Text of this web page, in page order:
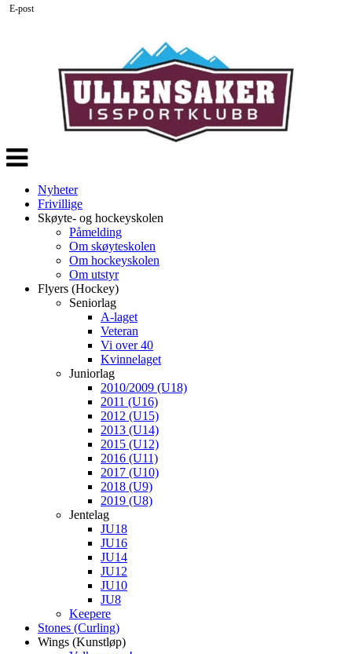
Veksle
navigasjon
Nyheter
Frivillige
Skøyte- og hockeyskolen
Påmelding
Om skøyteskolen
Om hockeyskolen
Om utstyr
Flyers (Hockey)
Seniorlag
A-laget
Veteran
Vi over 40
Kvinnelaget
Juniorlag
2010/2009 (U18)
2011 (U16)
2012 (U15)
2013 (U14)
2015 (U12)
2016 (U11)
2017 (U10)
2018 (U9)
2019 (U8)
Jentelag
JU18
JU16
JU14
JU12
JU10
JU8
Keepere
Stones (Curling)
Wings (Kunstløp)
E-post